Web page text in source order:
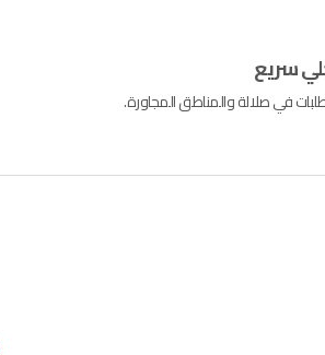
سريع
في صلالة والمناطق المجاورة.